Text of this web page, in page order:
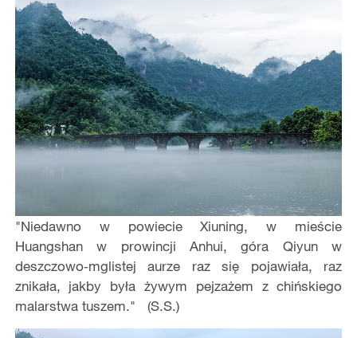
"Niedawno w powiecie Xiuning, w mieście
Huangshan w prowincji Anhui, góra Qiyun w
deszczowo‑mglistej aurze raz się pojawiała, raz
znikała, jakby była żywym pejzażem z chińskiego
malarstwa tuszem." (S.S.)